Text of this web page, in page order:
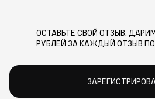
ОСТАВЬТЕ СВОЙ ОТЗЫВ.
РУБЛЕЙ ЗА КАЖДЫЙ ОТЗЫВ